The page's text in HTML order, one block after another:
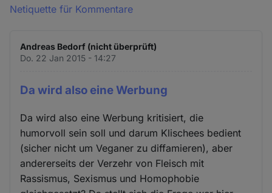
Netiquette für Kommentare
Andreas Bedorf (nicht überprüft)
Do. 22 Jan 2015 - 14:27
Da wird also eine Werbung
Da wird also eine Werbung kritisiert, die
humorvoll sein soll und darum Klischees bedient
(sicher nicht um Veganer zu diffamieren), aber
andererseits der Verzehr von Fleisch mit
Rassismus, Sexismus und Homophobie